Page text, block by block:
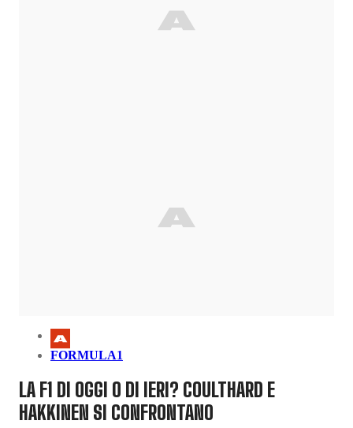
FORMULA1
LA F1 DI OGGI O DI IERI? COULTHARD E
HAKKINEN SI CONFRONTANO